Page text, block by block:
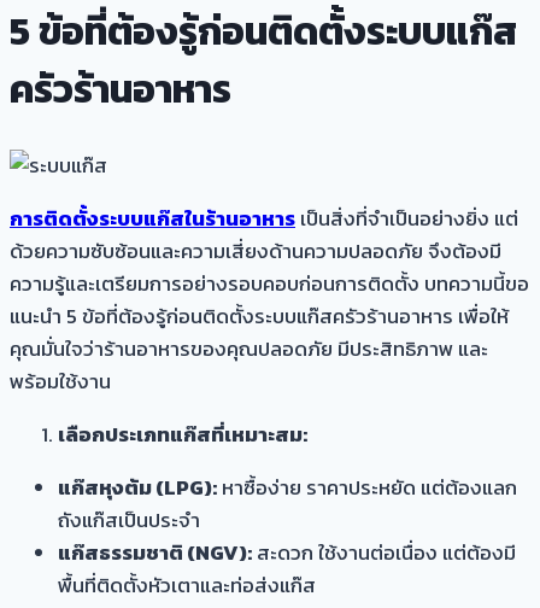
5 ข้อที่ต้องรู้ก่อนติดตั้งระบบแก๊ส
ครัวร้านอาหาร
การติดตั้งระบบแก๊สในร้านอาหารเป็นสิ่งที่จำเป็นอย่างยิ่ง แต่
ด้วยความซับซ้อนและความเสี่ยงด้านความปลอดภัย จึงต้องมี
ความรู้และเตรียมการอย่างรอบคอบก่อนการติดตั้ง บทความนี้ขอ
แนะนำ 5 ข้อที่ต้องรู้ก่อนติดตั้งระบบแก๊สครัวร้านอาหาร เพื่อให้
คุณมั่นใจว่าร้านอาหารของคุณปลอดภัย มีประสิทธิภาพ และ
พร้อมใช้งาน
เลือกประเภทแก๊สที่เหมาะสม:
แก๊สหุงต้ม (LPG):หาซื้อง่าย ราคาประหยัด แต่ต้องแลก
ถังแก๊สเป็นประจำ
แก๊สธรรมชาติ (NGV):สะดวก ใช้งานต่อเนื่อง แต่ต้องมี
พื้นที่ติดตั้งหัวเตาและท่อส่งแก๊ส